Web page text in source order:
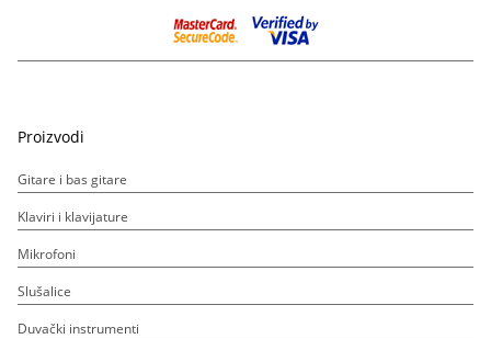
Proizvodi
Gitare i bas gitare
Klaviri i klavijature
Mikrofoni
Slušalice
Duvački instrumenti